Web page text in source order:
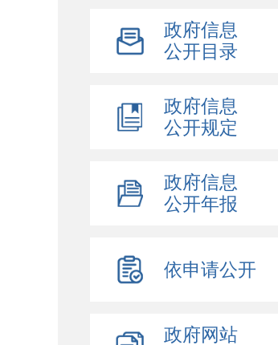
主动公开事项目录
规范性文件
政策问答库
政府信息
公开目录
政府信息
公开规定
政府信息
公开年报
依申请公开
政府网站